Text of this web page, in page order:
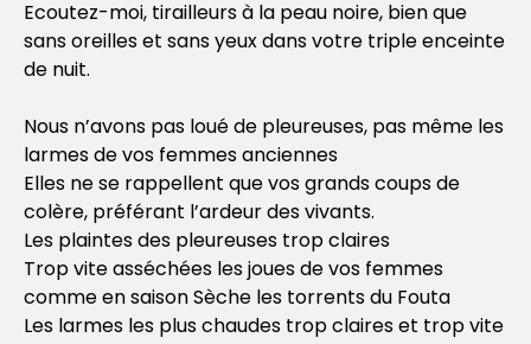
Ecoutez-moi, tirailleurs à la peau noire, bien que
sans oreilles et sans yeux dans votre triple enceinte
de nuit.
Nous n’avons pas loué de pleureuses, pas même les
larmes de vos femmes anciennes
Elles ne se rappellent que vos grands coups de
colère, préférant l’ardeur des vivants.
Les plaintes des pleureuses trop claires
Trop vite asséchées les joues de vos femmes
comme en saison Sèche les torrents du Fouta
Les larmes les plus chaudes trop claires et trop vite